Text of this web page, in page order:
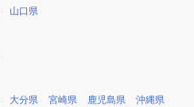
山口県
大分県 宮崎県 鹿児島県 沖縄県